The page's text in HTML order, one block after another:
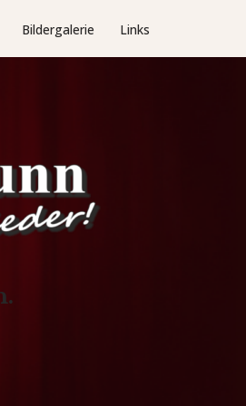
Bildergalerie Links